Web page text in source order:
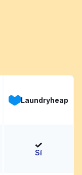
Laundryheap
Sí